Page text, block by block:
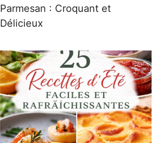
Parmesan : Croquant et
Délicieux